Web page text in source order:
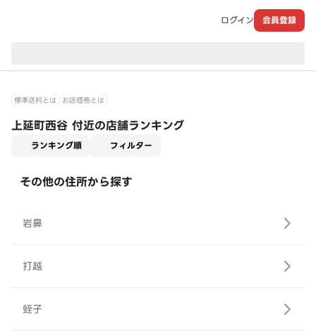
ログイン 会員登録
標準送料とは お店価格とは
上延町西谷 付近の店舗ランキング
ランキング順 フィルター
その他の住所から探す
岩鼻
打越
蛭子